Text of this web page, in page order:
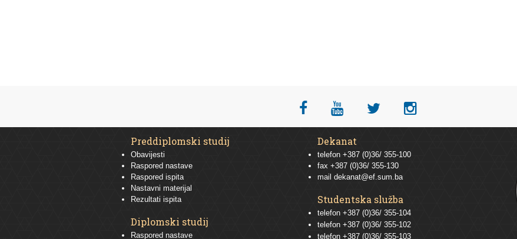
Preddiplomski studij
Obavijesti
Raspored nastave
Raspored ispita
Nastavni materijal
Rezultati ispita
Diplomski studij
Raspored nastave
Dekanat
telefon +387 (0)36/ 355-100
fax +387 (0)36/ 355-130
mail dekanat@ef.sum.ba
Studentska služba
telefon +387 (0)36/ 355-104
telefon +387 (0)36/ 355-102
telefon +387 (0)36/ 355-103